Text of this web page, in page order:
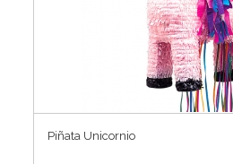
Piñata Unicornio